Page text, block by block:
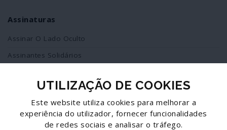
Assinaturas
Assinar O Lado Oculto
Assinantes Solidários
Redes Sociais
Siga-nos no facebook
UTILIZAÇÃO DE COOKIES
Este website utiliza cookies para melhorar a
experiência do utilizador, fornecer funcionalidades
de redes sociais e analisar o tráfego.